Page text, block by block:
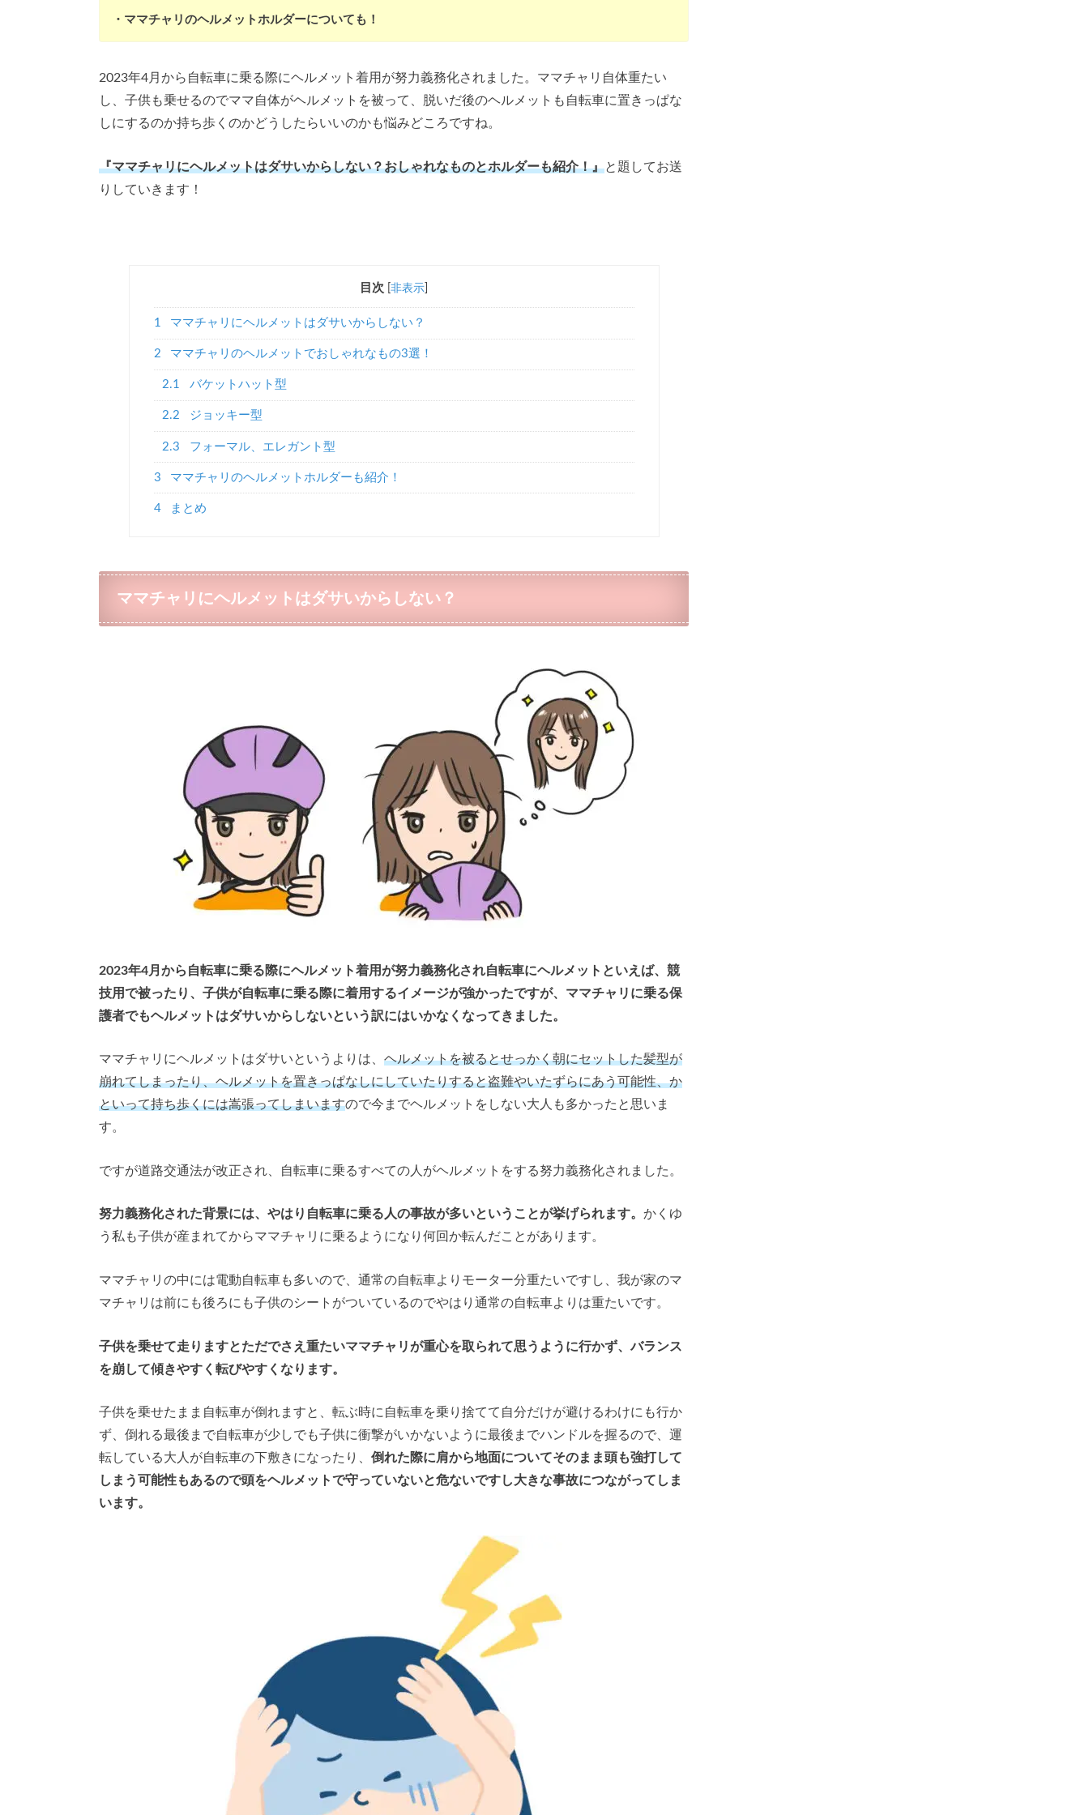
・ママチャリのヘルメットホルダーについても！
2023年4月から自転車に乗る際にヘルメット着用が努力義務化されました。ママチャリ自体重たい
し、子供も乗せるのでママ自体がヘルメットを被って、脱いだ後のヘルメットも自転車に置きっぱな
しにするのか持ち歩くのかどうしたらいいのかも悩みどころですね。
『ママチャリにヘルメットはダサいからしない？おしゃれなものとホルダーも紹介！』と題してお送
りしていきます！
目次 非表示
1 ママチャリにヘルメットはダサいからしない？
2 ママチャリのヘルメットでおしゃれなもの3選！
2.1 バケットハット型
2.2 ジョッキー型
2.3 フォーマル、エレガント型
3 ママチャリのヘルメットホルダーも紹介！
4 まとめ
ママチャリにヘルメットはダサいからしない？
2023年4月から自転車に乗る際にヘルメット着用が努力義務化され自転車にヘルメットといえば、競
技用で被ったり、子供が自転車に乗る際に着用するイメージが強かったですが、ママチャリに乗る保
護者でもヘルメットはダサいからしないという訳にはいかなくなってきました。
ママチャリにヘルメットはダサいというよりは、 ヘルメットを被るとせっかく朝にセットした髪型が
崩れてしまったり、ヘルメットを置きっぱなしにしていたりすると盗難やいたずらにあう可能性、か
といって持ち歩くには嵩張ってしまいますので今までヘルメットをしない大人も多かったと思いま
す。
ですが道路交通法が改正され、自転車に乗るすべての人がヘルメットをする努力義務化されました。
努力義務化された背景には、やはり自転車に乗る人の事故が多いということが挙げられます。 かくゆ
う私も子供が産まれてからママチャリに乗るようになり何回か転んだことがあります。
ママチャリの中には電動自転車も多いので、通常の自転車よりモーター分重たいですし、我が家のマ
マチャリは前にも後ろにも子供のシートがついているのでやはり通常の自転車よりは重たいです。
子供を乗せて走りますとただでさえ重たいママチャリが重心を取られて思うように行かず、バランス
を崩して傾きやすく転びやすくなります。
子供を乗せたまま自転車が倒れますと、転ぶ時に自転車を乗り捨てて自分だけが避けるわけにも行か
ず、倒れる最後まで自転車が少しでも子供に衝撃がいかないように最後までハンドルを握るので、運
転している大人が自転車の下敷きになったり、 倒れた際に肩から地面についてそのまま頭も強打して
しまう可能性もあるので頭をヘルメットで守っていないと危ないですし大きな事故につながってしま
います。